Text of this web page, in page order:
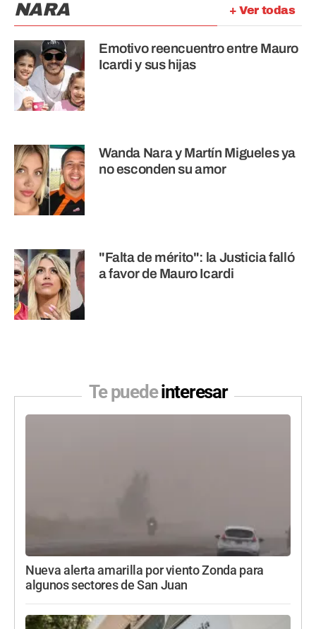
+ Ver todas
NARA
Emotivo reencuentro entre Mauro
Icardi y sus hijas
Wanda Nara y Martín Migueles ya
no esconden su amor
"Falta de mérito": la Justicia falló
a favor de Mauro Icardi
Te puedeinteresar
Nueva alerta amarilla por viento Zonda para
algunos sectores de San Juan